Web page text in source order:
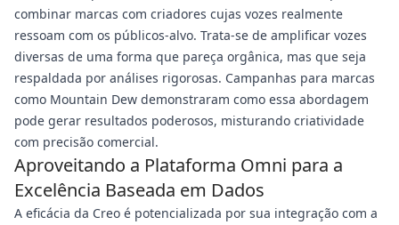
combinar marcas com criadores cujas vozes realmente
ressoam com os públicos-alvo. Trata-se de amplificar vozes
diversas de uma forma que pareça orgânica, mas que seja
respaldada por análises rigorosas. Campanhas para marcas
como Mountain Dew demonstraram como essa abordagem
pode gerar resultados poderosos, misturando criatividade
com precisão comercial.
Aproveitando a Plataforma Omni para a
Excelência Baseada em Dados
A eficácia da Creo é potencializada por sua integração com a